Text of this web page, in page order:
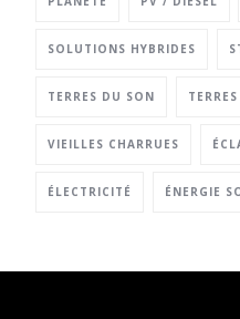
SOLUTIONS HYBRIDES
TERRES DU SON
VIEILLES CHARRUES
ÉLECTRICITÉ ÉNERGIE